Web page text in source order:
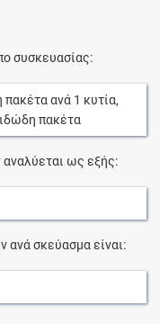
συσκευασίας:
πακέταανά 1 κυτία,
πακέτα
ως εξής:
ανά σκεύασμα είναι: